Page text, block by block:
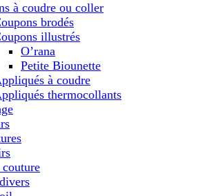
à coudre ou coller
brodés
illustrés
O’rana
Petite Biounette
à coudre
thermocollants